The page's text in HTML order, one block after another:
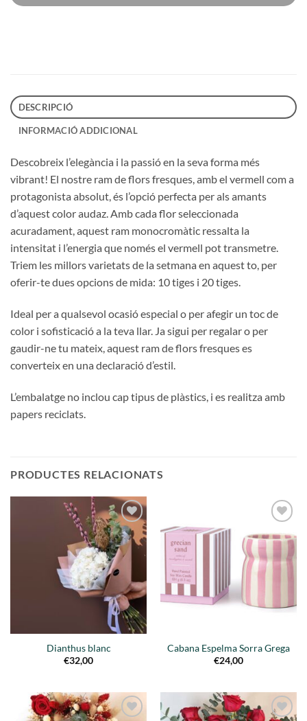
DESCRIPCIÓ
INFORMACIÓ ADDICIONAL
Descobreix l’elegància i la passió en la seva forma més
vibrant! El nostre ram de flors fresques, amb el vermell com a
protagonista absolut, és l’opció perfecta per als amants
d’aquest color audaz. Amb cada flor seleccionada
acuradament, aquest ram monocromàtic ressalta la
intensitat i l’energia que només el vermell pot transmetre.
Triem les millors varietats de la setmana en aquest to, per
oferir-te dues opcions de mida: 10 tiges i 20 tiges.
Ideal per a qualsevol ocasió especial o per afegir un toc de
color i sofisticació a la teva llar. Ja sigui per regalar o per
gaudir-ne tu mateix, aquest ram de flors fresques es
converteix en una declaració d’estil.
L’embalatge no inclou cap tipus de plàstics, i es realitza amb
papers reciclats.
PRODUCTES RELACIONATS
Añadir
a la
lista de
deseos
Dianthus blanc
€32,00
a la
deseos
Cabana Espelma Sorra Grega
€24,00